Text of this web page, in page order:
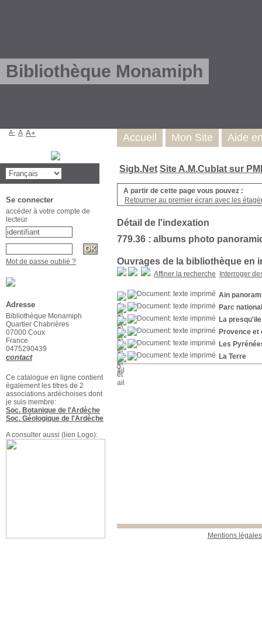
Bibliothèque Monamiph
Sigb.Net Site A.M.Cublat sur
A partir de cette page vous pouvez :
Retourner au premier écran avec les
Détail de l'indexation
779.36 : albums photo
Ouvrages de la bibliothèque en
Affiner la recherche Interroger
Ain
Parc
La
Provence et
Les
La Terre
Mentions légales
Accueil Mon Site Aide
A- A A+
Se connecter
accéder à votre compte de
lecteur
Mot de passe oublié ?
Adresse
Bibliothèque Monamiph
Quartier Chabrières
07000 Coux
France
0475290439
contact
Ce catalogue en ligne contient
également les titres de 2
associations ardèchoises dont
je suis membre:
Soc. Botanique de l'Ardèche
Soc. Géologique de l'Ardèche
A consulter aussi (lien Logo):